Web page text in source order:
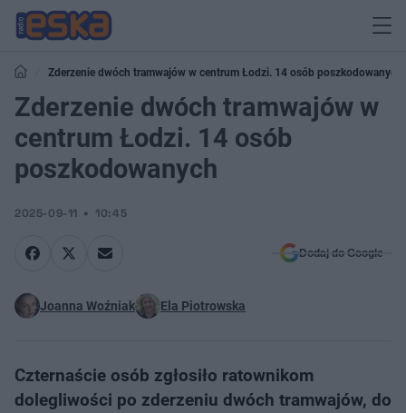
Zderzenie dwóch tramwajów w centrum Łodzi. 14 osób poszkodowanych
Zderzenie dwóch tramwajów w
centrum Łodzi. 14 osób
poszkodowanych
2025-09-11 10:45
Dodaj do Google
Joanna Woźniak Ela Piotrowska
Czternaście osób zgłosiło ratownikom
dolegliwości po zderzeniu dwóch tramwajów, do